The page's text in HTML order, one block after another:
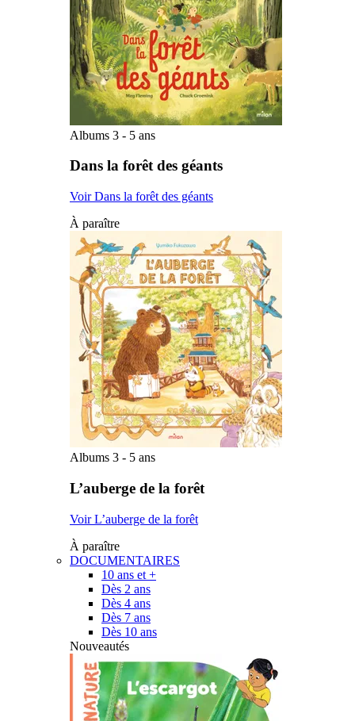
Albums 3 - 5 ans
Dans la forêt des géants
Voir Dans la forêt des géants
À paraître
Albums 3 - 5 ans
L’auberge de la forêt
Voir L’auberge de la forêt
À paraître
DOCUMENTAIRES
10 ans et +
Dès 2 ans
Dès 4 ans
Dès 7 ans
Dès 10 ans
Nouveautés